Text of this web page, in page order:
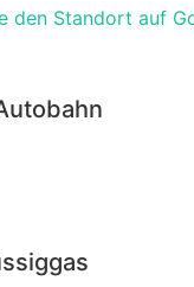
den Standort auf